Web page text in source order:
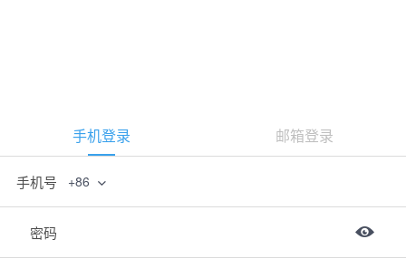
手机登录 邮箱登录
手机号 +86
密码